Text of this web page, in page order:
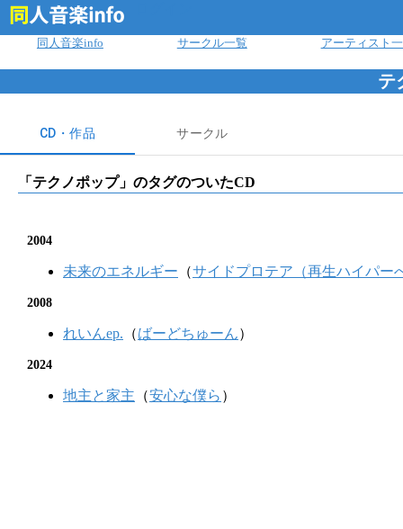
同人音楽info サークル一覧 アーティスト
テ
CD・作品 サークル
「 テクノポップ」のタグのついたCD
2004
未来のエネルギー （サイドプロテア（再生ハイパー
2008
れいんep. （ばーどちゅーん）
2024
地主と家主 （安心な僕ら ）